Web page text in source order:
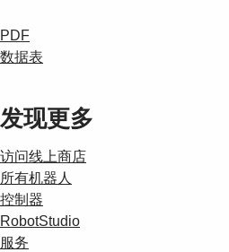
PDF
数据表
发现更多
访问线上商店
所有机器人
控制器
RobotStudio
服务